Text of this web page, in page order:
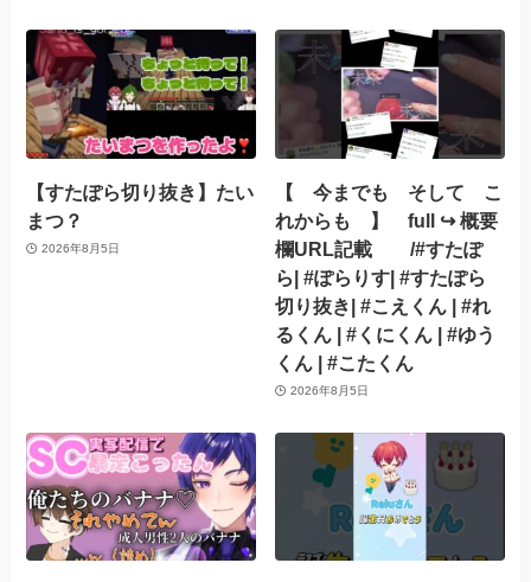
【すたぽら切り抜き】たい
まつ？
2026年8月5日
【 今までも そして こ
れからも 】 full ↪︎ 概要
欄URL記載 /#すたぽ
ら| #ぽらりす| #すたぽら
切り抜き| #こえくん | #れ
るくん | #くにくん | #ゆう
くん | #こたくん
2026年8月5日